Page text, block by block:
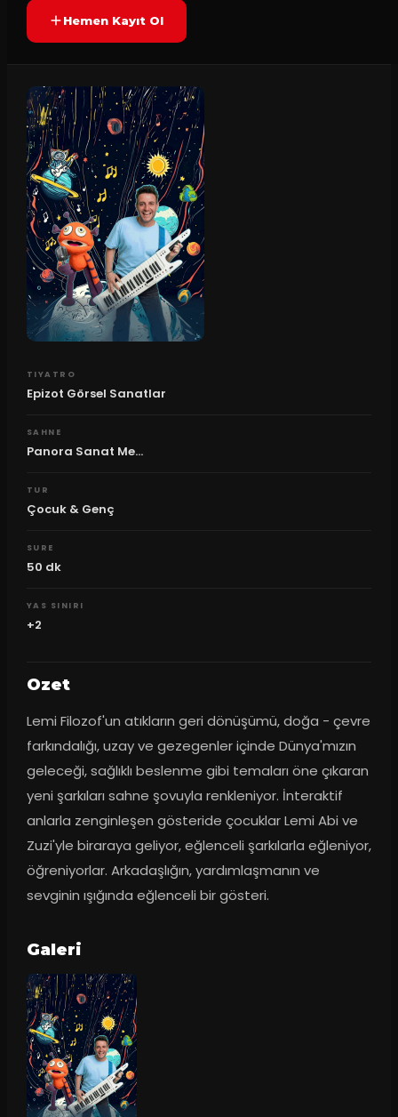
Hemen Kayıt Ol
TIYATRO
Epizot Görsel Sanatlar
SAHNE
Panora Sanat Me...
TUR
Çocuk & Genç
SURE
50 dk
YAS SINIRI
+2
Ozet
Lemi Filozof'un atıkların geri dönüşümü, doğa - çevre
farkındalığı, uzay ve gezegenler içinde Dünya'mızın
geleceği, sağlıklı beslenme gibi temaları öne çıkaran
yeni şarkıları sahne şovuyla renkleniyor. İnteraktif
anlarla zenginleşen gösteride çocuklar Lemi Abi ve
Zuzi'yle biraraya geliyor, eğlenceli şarkılarla eğleniyor,
öğreniyorlar. Arkadaşlığın, yardımlaşmanın ve
sevginin ışığında eğlenceli bir gösteri.
Galeri